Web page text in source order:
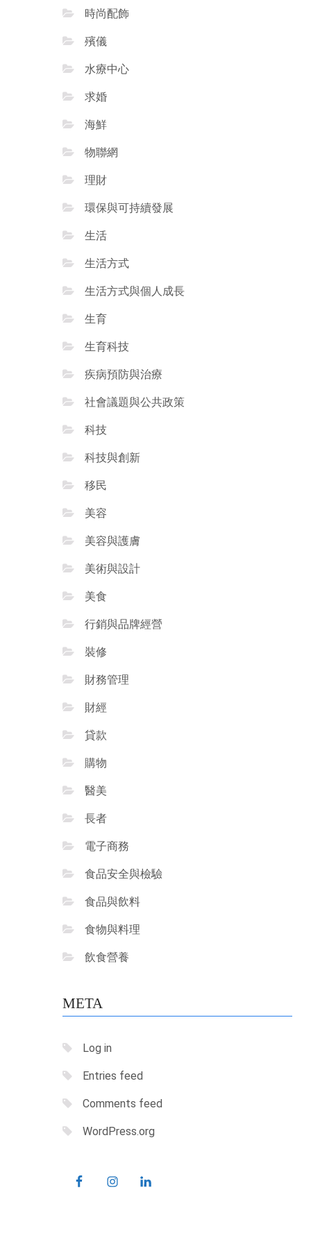
時尚配飾
殯儀
水療中心
求婚
海鮮
物聯網
理財
環保與可持續發展
生活
生活方式
生活方式與個人成長
生育
生育科技
疾病預防與治療
社會議題與公共政策
科技
科技與創新
移民
美容
美容與護膚
美術與設計
美食
行銷與品牌經營
裝修
財務管理
財經
貸款
購物
醫美
長者
電子商務
食品安全與檢驗
食品與飲料
食物與料理
飲食營養
META
Log in
Entries feed
Comments feed
WordPress.org